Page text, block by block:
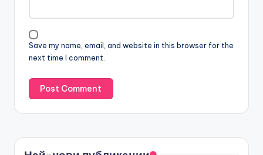
Save my name, email, and website in this browser for the
next time I comment.